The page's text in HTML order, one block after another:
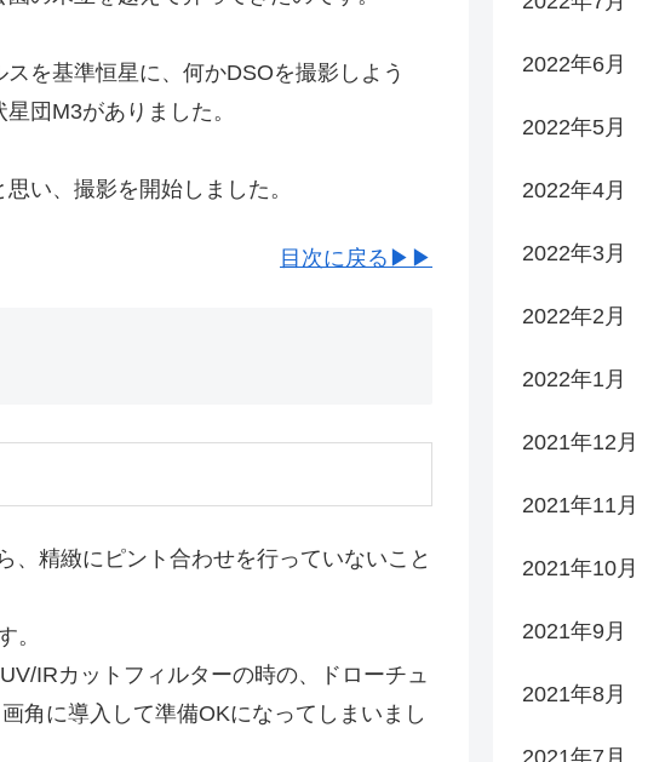
を基準恒星に、何かDSOを撮影しよう
団M3がありました。
い、撮影を開始しました。
目次に戻る▶▶
、精緻にピント合わせを行っていないこと
。
IRカットフィルターの時の、ドローチュ
角に導入して準備OKになってしまいまし
2022年6月
2022年5月
2022年4月
2022年3月
2022年2月
2022年1月
2021年12月
2021年11月
2021年10月
2021年9月
2021年8月
2021年7月